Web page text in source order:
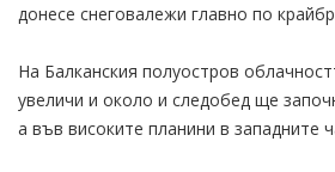
донесе снеговалежи главно по
На Балканския полуостров
увеличи и около и следобед ще
а във високите планини в западните